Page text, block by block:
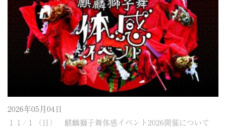
2026年05月04日
１１/１（日） 麒麟獅子舞体感イベント2026開催について